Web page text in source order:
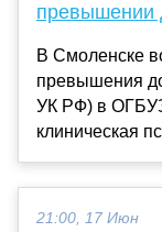
превышении
В Смоленске
превышения
УК РФ) в
клиническая
21:00, 17 Июн